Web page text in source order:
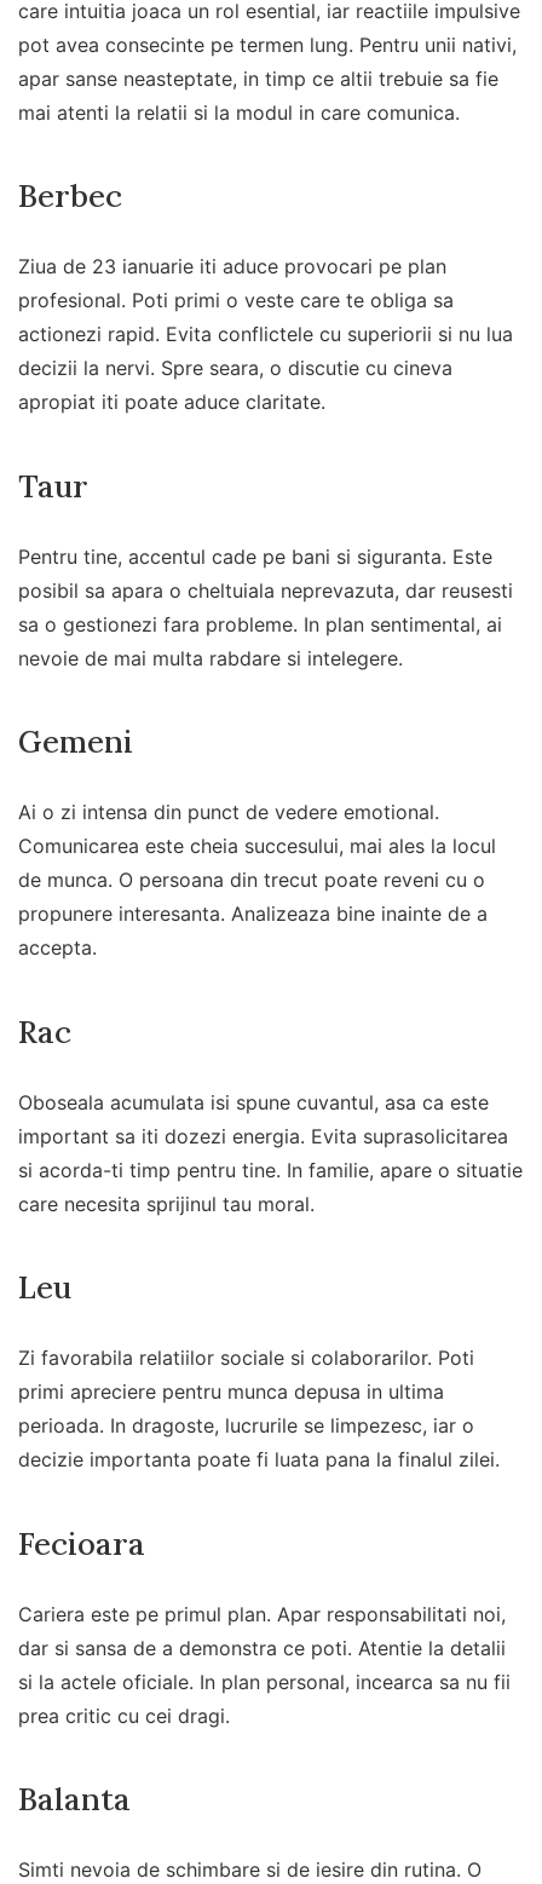
care intuitia joaca un rol esential, iar reactiile impulsive
pot avea consecinte pe termen lung. Pentru unii nativi,
apar sanse neasteptate, in timp ce altii trebuie sa fie
mai atenti la relatii si la modul in care comunica.
Berbec
Ziua de 23 ianuarie iti aduce provocari pe plan
profesional. Poti primi o veste care te obliga sa
actionezi rapid. Evita conflictele cu superiorii si nu lua
decizii la nervi. Spre seara, o discutie cu cineva
apropiat iti poate aduce claritate.
Taur
Pentru tine, accentul cade pe bani si siguranta. Este
posibil sa apara o cheltuiala neprevazuta, dar reusesti
sa o gestionezi fara probleme. In plan sentimental, ai
nevoie de mai multa rabdare si intelegere.
Gemeni
Ai o zi intensa din punct de vedere emotional.
Comunicarea este cheia succesului, mai ales la locul
de munca. O persoana din trecut poate reveni cu o
propunere interesanta. Analizeaza bine inainte de a
accepta.
Rac
Oboseala acumulata isi spune cuvantul, asa ca este
important sa iti dozezi energia. Evita suprasolicitarea
si acorda-ti timp pentru tine. In familie, apare o situatie
care necesita sprijinul tau moral.
Leu
Zi favorabila relatiilor sociale si colaborarilor. Poti
primi apreciere pentru munca depusa in ultima
perioada. In dragoste, lucrurile se limpezesc, iar o
decizie importanta poate fi luata pana la finalul zilei.
Fecioara
Cariera este pe primul plan. Apar responsabilitati noi,
dar si sansa de a demonstra ce poti. Atentie la detalii
si la actele oficiale. In plan personal, incearca sa nu fii
prea critic cu cei dragi.
Balanta
Simti nevoia de schimbare si de iesire din rutina. O